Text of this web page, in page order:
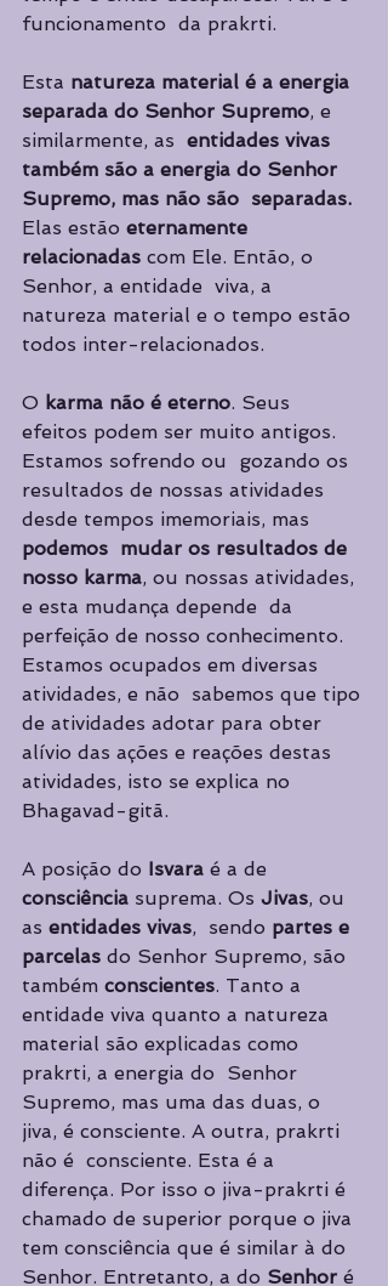
funcionamento  da prakrti.
Esta natureza material é a energia
separada do Senhor Supremo, e
similarmente, as entidades vivas
também são a energia do Senhor
Supremo, mas não são  separadas.
Elas estão eternamente
relacionadas com Ele. Então, o
Senhor, a en­tidade  viva, a
natureza material e o tempo estão
todos inter-relacionados.
O karma não é eterno. Seus
efeitos podem ser muito antigos.
Estamos sofrendo ou  gozando os
resultados de nossas atividades
desde tempos imemoriais, mas
podemos  mudar os resultados de
nosso karma, ou nossas atividades,
e esta mudança depende  da
perfeição de nosso conhecimento.
Estamos ocupados em diversas
atividades, e não  sabemos que tipo
de atividades adotar para obter
alívio das ações e reações destas
atividades, isto se explica no
Bhagavad-gitã.
A posição do Isvara é a de
consciência suprema. Os Jivas, ou
as entidades vivas,  sendo partes e
parcelas do Senhor Supremo, são
também conscientes. Tanto a
entidade viva quanto a natureza
material são explicadas como
prakrti, a energia do  Senhor
Supremo, mas uma das duas, o
jiva, é consciente. A outra, prakrti
não é  consciente. Esta é a
diferença. Por isso o jiva-prakrti é
chamado de superior porque o jiva
tem consciência que é similar à do
Senhor. Entretanto, a do Senhor é